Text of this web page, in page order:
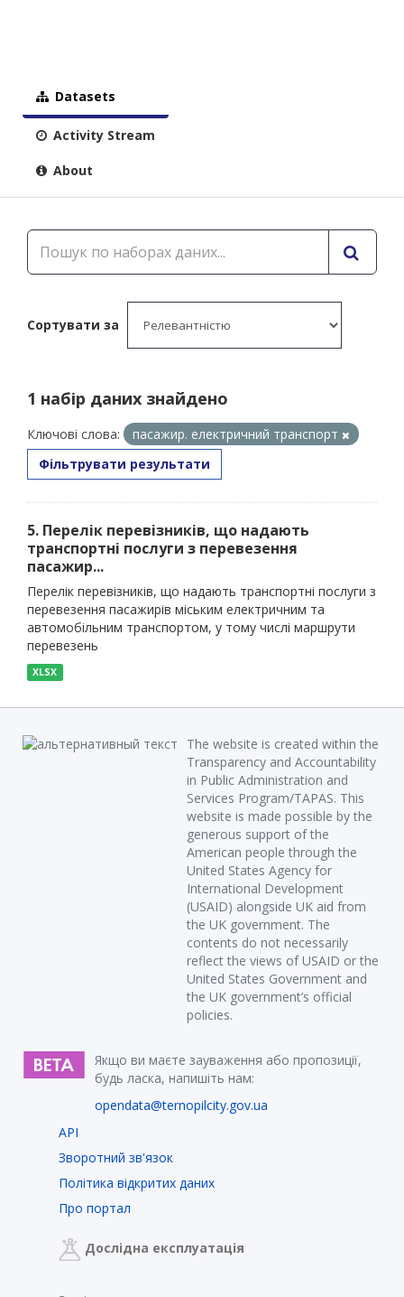
Datasets
Activity Stream
About
Сортувати за
1 набір даних знайдено
Ключові слова:
пасажир. електричний транспорт
Фільтрувати результати
5. Перелік перевізників, що надають
транспортні послуги з перевезення
пасажир...
Перелік перевізників, що надають транспортні послуги з
перевезення пасажирів міським електричним та
автомобільним транспортом, у тому числі маршрути
перевезень
XLSX
The website is created within the
Transparency and Accountability
in Public Administration and
Services Program/TAPAS. This
website is made possible by the
generous support of the
American people through the
United States Agency for
International Development
(USAID) alongside UK aid from
the UK government. The
contents do not necessarily
reflect the views of USAID or the
United States Government and
the UK government’s official
policies.
Якщо ви маєте зауваження або пропозиції,
будь ласка, напишіть нам:
opendata@ternopilcity.gov.ua
API
Зворотний зв'язок
Політика відкритих даних
Про портал
Дослідна експлуатація